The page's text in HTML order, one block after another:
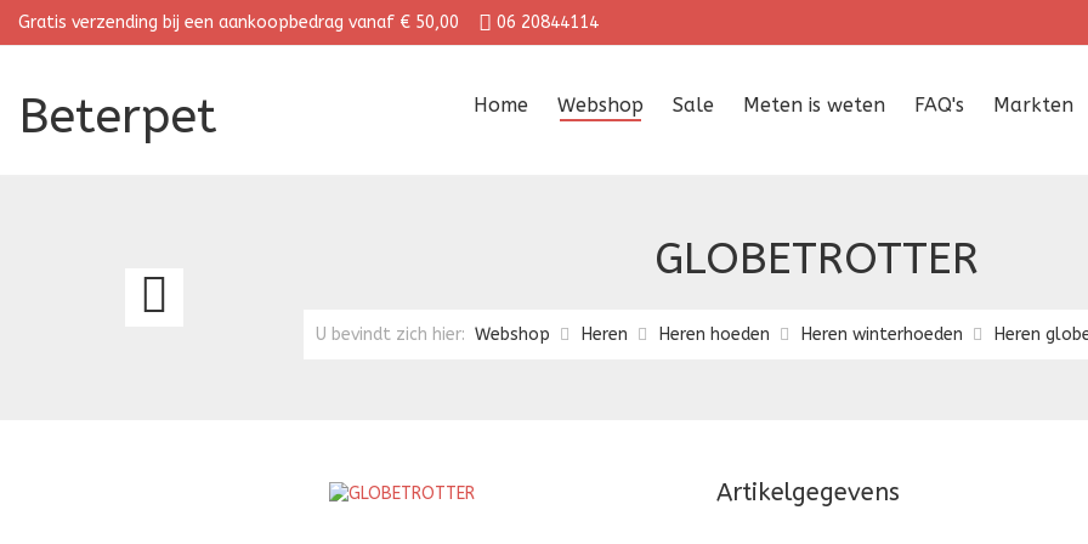
Gratis verzending bij een aankoopbedrag vanaf € 50,00 06 20844114
Beterpet Home Webshop Sale Meten is weten FAQ's Markten
GLOBETROTTER
U bevindt zich hier: Webshop Heren Heren hoeden Heren winterhoeden Heren
Artikelgegevens